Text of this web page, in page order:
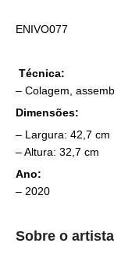
ENIVO077
Técnica:
– Colagem,
Dimensões:
– Largura: 42,7 cm
– Altura: 32,7 cm
Ano:
– 2020
Sobre o